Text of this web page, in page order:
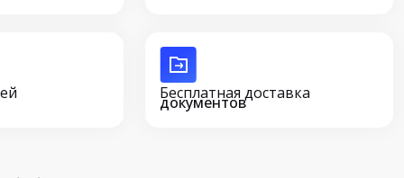
Бесплатная доставка
документов